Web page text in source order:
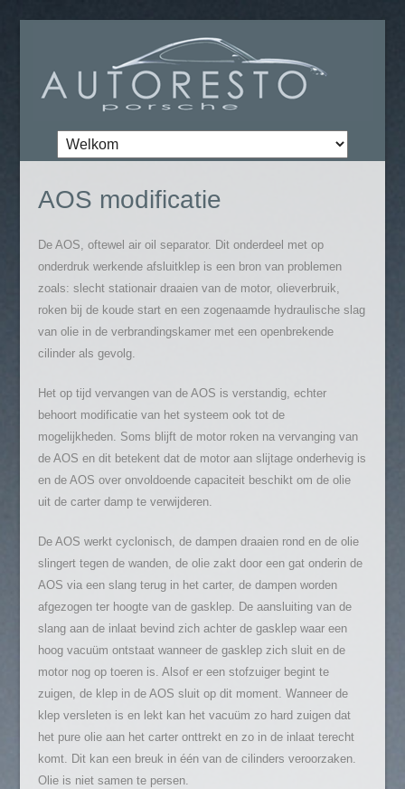
AOS modificatie
De AOS, oftewel air oil separator. Dit onderdeel met op
onderdruk werkende afsluitklep is een bron van problemen
zoals: slecht stationair draaien van de motor, olieverbruik,
roken bij de koude start en een zogenaamde hydraulische slag
van olie in de verbrandingskamer met een openbrekende
cilinder als gevolg.
Het op tijd vervangen van de AOS is verstandig, echter
behoort modificatie van het systeem ook tot de
mogelijkheden. Soms blijft de motor roken na vervanging van
de AOS en dit betekent dat de motor aan slijtage onderhevig is
en de AOS over onvoldoende capaciteit beschikt om de olie
uit de carter damp te verwijderen.
De AOS werkt cyclonisch, de dampen draaien rond en de olie
slingert tegen de wanden, de olie zakt door een gat onderin de
AOS via een slang terug in het carter, de dampen worden
afgezogen ter hoogte van de gasklep. De aansluiting van de
slang aan de inlaat bevind zich achter de gasklep waar een
hoog vacuüm ontstaat wanneer de gasklep zich sluit en de
motor nog op toeren is. Alsof er een stofzuiger begint te
zuigen, de klep in de AOS sluit op dit moment. Wanneer de
klep versleten is en lekt kan het vacuüm zo hard zuigen dat
het pure olie aan het carter onttrekt en zo in de inlaat terecht
komt. Dit kan een breuk in één van de cilinders veroorzaken.
Olie is niet samen te persen.